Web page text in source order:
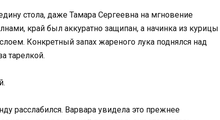
стола, даже Тамара Сергеевна на мгновение
край был аккуратно защипан, а начинка из курицы
Конкретный запах жареного лука поднялся над
тарелкой.
расслабился. Варвара увидела это прежнее